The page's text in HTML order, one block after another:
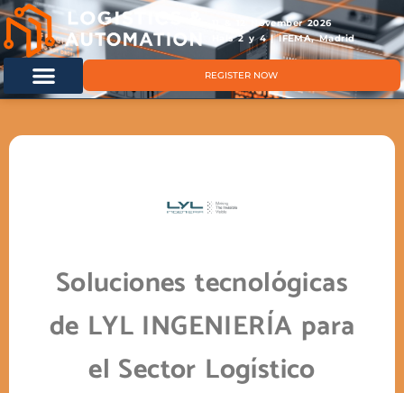
11 & 12 November 2026
Hals 2 y 4 | IFEMA, Madrid
REGISTER NOW
Soluciones tecnológicas
de LYL INGENIERÍA para
el Sector Logístico